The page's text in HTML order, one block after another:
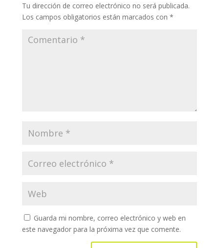
Tu dirección de correo electrónico no será publicada.
Los campos obligatorios están marcados con *
Guarda mi nombre, correo electrónico y web en
este navegador para la próxima vez que comente.